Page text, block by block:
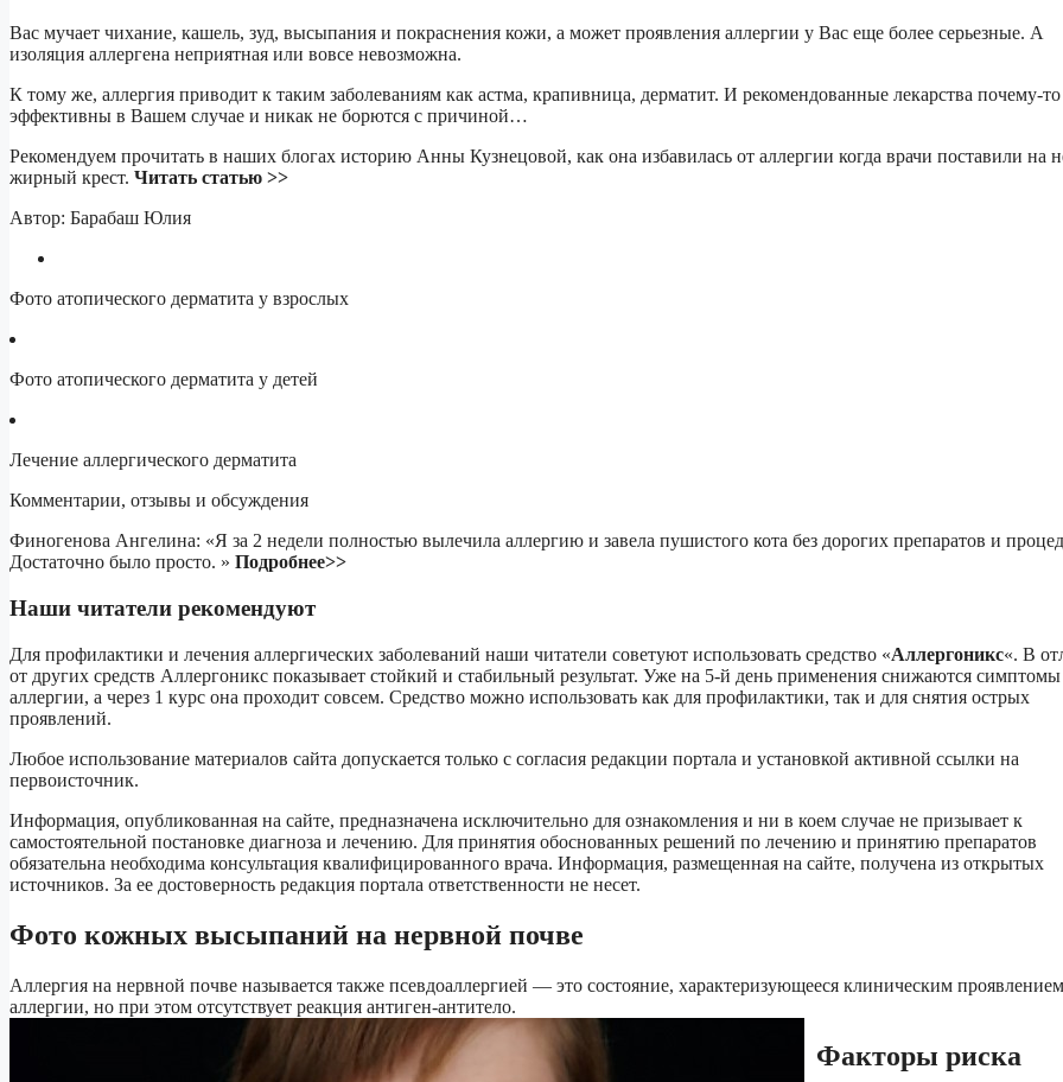
Вас мучает чихание, кашель, зуд, высыпания и покраснения кожи, а может проявления аллергии у Вас еще более серьезные. А
изоляция аллергена неприятная или вовсе невозможна.
К тому же, аллергия приводит к таким заболеваниям как астма, крапивница, дерматит. И рекомендованные лекарства почему-
эффективны в Вашем случае и никак не борются с причиной…
Рекомендуем прочитать в наших блогах историю Анны Кузнецовой, как она избавилась от аллергии когда врачи поставили на
жирный крест. Читать статью >>
Автор: Барабаш Юлия
Фото атопического дерматита у взрослых
Фото атопического дерматита у детей
Лечение аллергического дерматита
Комментарии, отзывы и обсуждения
Финогенова Ангелина: «Я за 2 недели полностью вылечила аллергию и завела пушистого кота без дорогих препаратов и
Достаточно было просто. » Подробнее>>
Наши читатели рекомендуют
Для профилактики и лечения аллергических заболеваний наши читатели советуют использовать средство «Аллергоникс«. В
от других средств Аллергоникс показывает стойкий и стабильный результат. Уже на 5-й день применения снижаются симптомы
аллергии, а через 1 курс она проходит совсем. Средство можно использовать как для профилактики, так и для снятия острых
проявлений.
Любое использование материалов сайта допускается только с согласия редакции портала и установкой активной ссылки на
первоисточник.
Информация, опубликованная на сайте, предназначена исключительно для ознакомления и ни в коем случае не призывает к
самостоятельной постановке диагноза и лечению. Для принятия обоснованных решений по лечению и принятию препаратов
обязательна необходима консультация квалифицированного врача. Информация, размещенная на сайте, получена из открытых
источников. За ее достоверность редакция портала ответственности не несет.
Фото кожных высыпаний на нервной почве
Аллергия на нервной почве называется также псевдоаллергией — это состояние, характеризующееся клиническим проявлением
аллергии, но при этом отсутствует реакция антиген-антитело.
Факторы риска